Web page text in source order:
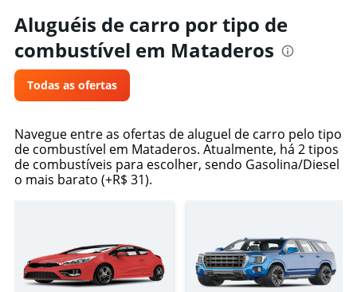
Aluguéis de carro por tipo de
combustível em Mataderos
Todas as ofertas
Navegue entre as ofertas de aluguel de carro pelo tipo
de combustível em Mataderos. Atualmente, há 2 tipos
de combustíveis para escolher, sendo Gasolina/Diesel
o mais barato (+R$ 31).